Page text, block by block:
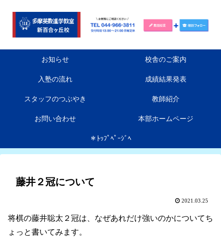
お知らせ 校舎のご案内
入塾の流れ 成績結果発表
スタッフのつぶやき 教師紹介
お問い合わせ 本部ホームページ
＊ﾄｯﾌﾟﾍﾟｰｼﾞﾍ
藤井２冠について
2021.03.25
将棋の藤井聡太２冠は、なぜあれだけ強いのかについてち
ょっと書いてみます。